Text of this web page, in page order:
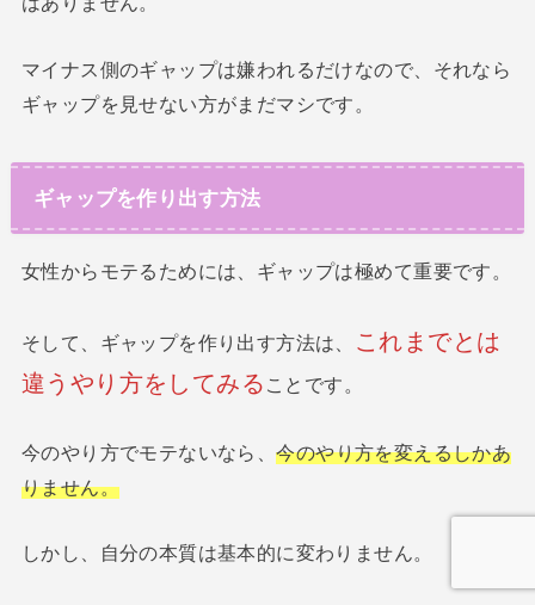
マイナス側のギャップは嫌われるだけなので、それなら
ギャップを見せない方がまだマシです。
ギャップを作り出す方法
女性からモテるためには、ギャップは極めて重要です。
そして、ギャップを作り出す方法は、
これまでとは
違うやり方をしてみる ことです。
今のやり方でモテないなら、今のやり方を変えるしかあ
りません。
しかし、自分の本質は基本的に変わりません。